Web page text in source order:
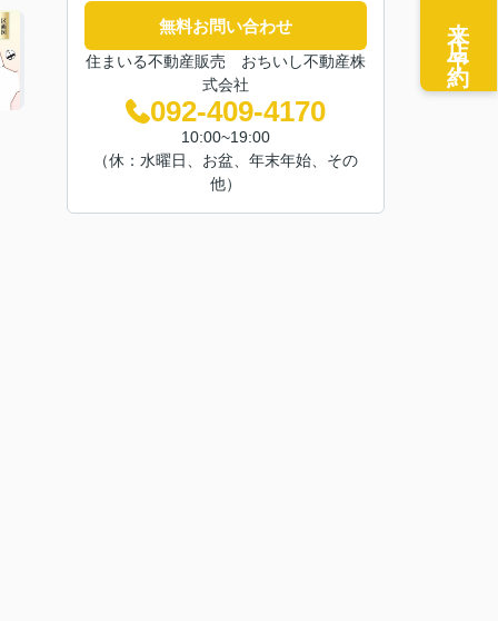
無料お問い合わせ
住まいる不動産販売 おちいし不動産株
式会社
092-409-4170
10:00~19:00
（休：水曜日、お盆、年末年始、その
他）
来店予約